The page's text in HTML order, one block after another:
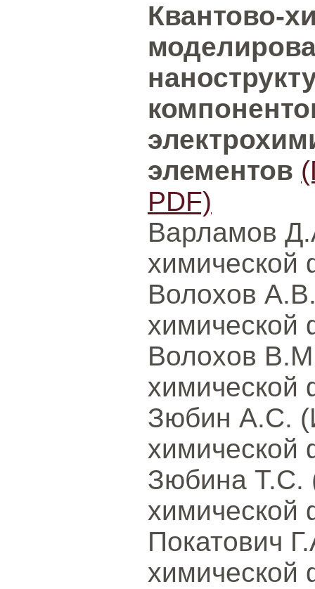
Квантово-
элементов
PDF)
Варламов
химической
Волохов
химической
Волохов
химической
Зюбин А.С.
химической
Зюбина Т.С.
химической
Покатович
химической